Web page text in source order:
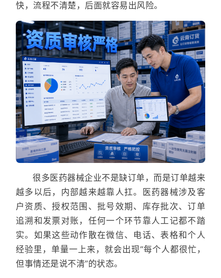
快，流程不清楚，后面就容易出风险。
很多医药器械企业不是缺订单，而是订单越来
越多以后，内部越来越靠人扛。医药器械涉及客
户资质、授权范围、批号效期、库存批次、订单
追溯和发票对账，任何一个环节靠人工记都不踏
实。如果这些动作散在微信、电话、表格和个人
经验里，单量一上来，就会出现“每个人都很忙，
但事情还是说不清”的状态。